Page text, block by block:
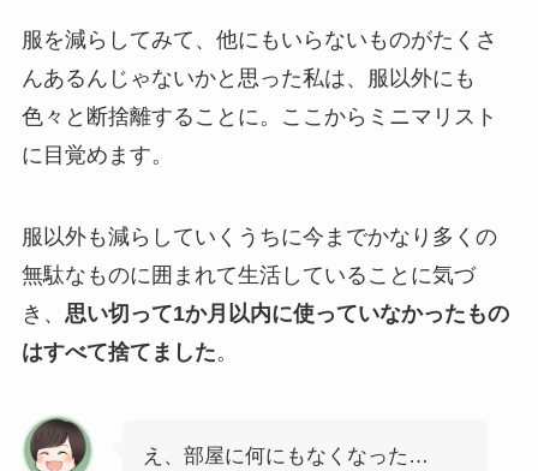
服を減らしてみて、他にもいらないものがたくさ
んあるんじゃないかと思った私は、服以外にも
色々と断捨離することに。ここからミニマリスト
に目覚めます。
服以外も減らしていくうちに今までかなり多くの
無駄なものに囲まれて生活していることに気づ
き、 思い切って1か月以内に使っていなかったもの
はすべて捨てました。
え、部屋に何にもなくなった…